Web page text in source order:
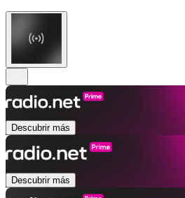
Descubrir más
Descubrir más